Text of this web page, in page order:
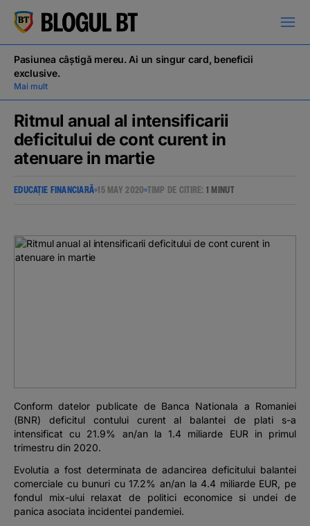
кириллица
Campanii
Educație financiară
BT Pay
Banking, pe relaxare
Pasiunea câștigă mereu. Ai un singur card, beneficii
exclusive.
Mai mult
Ritmul anual al intensificarii
deficitului de cont curent in
atenuare in martie
EDUCAȚIE FINANCIARĂ 15 MAY 2020 TIMP DE CITIRE: 1 MINUT
Conform datelor publicate de Banca Nationala a Romaniei
(BNR) deficitul contului curent al balantei de plati s-a
intensificat cu 21.9% an/an la 1.4 miliarde EUR in primul
trimestru din 2020.
Evolutia a fost determinata de adancirea deficitului balantei
comerciale cu bunuri cu 17.2% an/an la 4.4 miliarde EUR, pe
fondul mix-ului relaxat de politici economice si undei de
panica asociata incidentei pandemiei.